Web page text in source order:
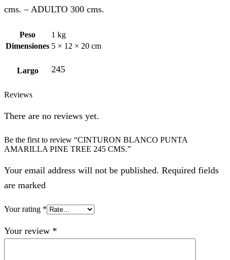
cms. – ADULTO 300 cms.
Peso
1 kg
Dimensiones 5 × 12 × 20 cm
Largo 245
Reviews
There are no reviews yet.
Be the first to review “CINTURON BLANCO PUNTA
AMARILLA PINE TREE 245 CMS.”
Your email address will not be published. Required fields
are marked
Your rating *
Your review *